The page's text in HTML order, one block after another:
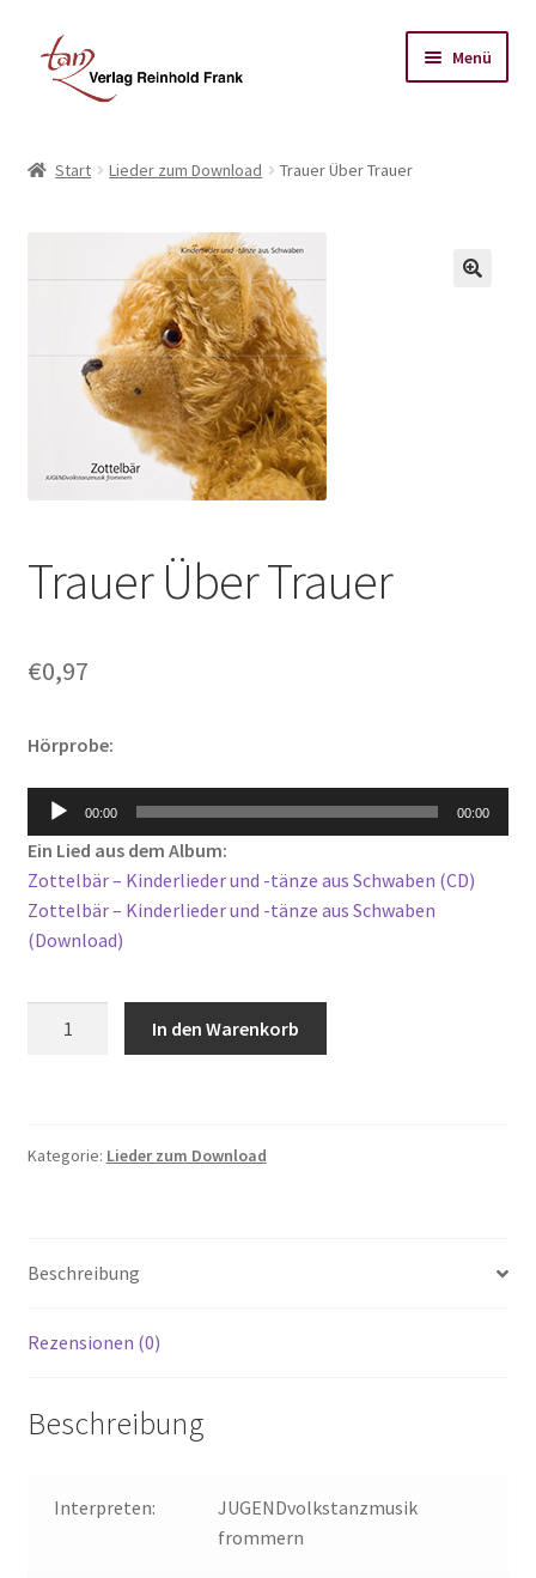
Zur
Navigation
springen
Zum
Inhalt
springen
Menü
Mein Koto
Start Lieder zum Download Trauer Über Trauer
Trauer Über Trauer
€0,97
Hörprobe:
Audio-
Player
00:00 00:00
Ein Lied aus dem Album:
Zottelbär – Kinderlieder und -tänze aus Schwaben (CD)
Zottelbär – Kinderlieder und -tänze aus Schwaben
(Download)
In den Warenkorb
Kategorie: Lieder zum Download
Beschreibung
Rezensionen (0)
Beschreibung
Interpreten:
JUGENDvolkstanzmusik
frommern